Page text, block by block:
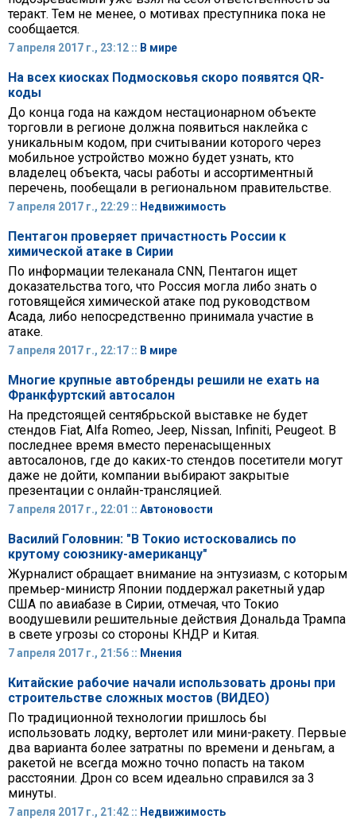
теракт. Тем не менее, о мотивах преступника пока не
сообщается.
7 апреля 2017 г., 23:12 :: В мире
На всех киосках Подмосковья скоро появятся QR-
коды
До конца года на каждом нестационарном объекте
торговли в регионе должна появиться наклейка с
уникальным кодом, при считывании которого через
мобильное устройство можно будет узнать, кто
владелец объекта, часы работы и ассортиментный
перечень, пообещали в региональном правительстве.
7 апреля 2017 г., 22:29 :: Недвижимость
Пентагон проверяет причастность России к
химической атаке в Сирии
По информации телеканала CNN, Пентагон ищет
доказательства того, что Россия могла либо знать о
готовящейся химической атаке под руководством
Асада, либо непосредственно принимала участие в
атаке.
7 апреля 2017 г., 22:17 :: В мире
Многие крупные автобренды решили не ехать на
Франкфуртский автосалон
На предстоящей сентябрьской выставке не будет
стендов Fiat, Alfa Romeo, Jeep, Nissan, Infiniti, Peugeot. В
последнее время вместо перенасыщенных
автосалонов, где до каких-то стендов посетители могут
даже не дойти, компании выбирают закрытые
презентации с онлайн-трансляцией.
7 апреля 2017 г., 22:01 :: Автоновости
Василий Головнин: "В Токио истосковались по
крутому союзнику-американцу"
Журналист обращает внимание на энтузиазм, с которым
премьер-министр Японии поддержал ракетный удар
США по авиабазе в Сирии, отмечая, что Токио
воодушевили решительные действия Дональда Трампа
в свете угрозы со стороны КНДР и Китая.
7 апреля 2017 г., 21:56 :: Мнения
Китайские рабочие начали использовать дроны при
строительстве сложных мостов (ВИДЕО)
По традиционной технологии пришлось бы
использовать лодку, вертолет или мини-ракету. Первые
два варианта более затратны по времени и деньгам, а
ракетой не всегда можно точно попасть на таком
расстоянии. Дрон со всем идеально справился за 3
минуты.
7 апреля 2017 г., 21:42 :: Недвижимость